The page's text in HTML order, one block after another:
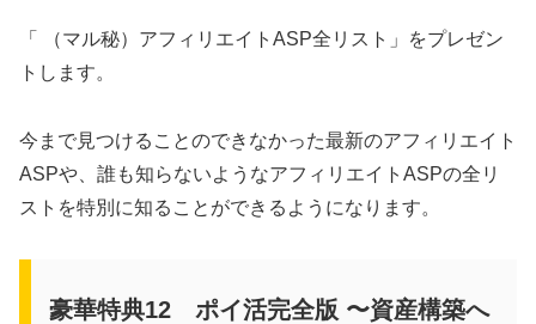
「 （マル秘）アフィリエイトASP全リスト」をプレゼン
トします。
今まで見つけることのできなかった最新のアフィリエイト
ASPや、誰も知らないようなアフィリエイトASPの全リ
ストを特別に知ることができるようになります。
豪華特典12 ポイ活完全版 〜資産構築へ